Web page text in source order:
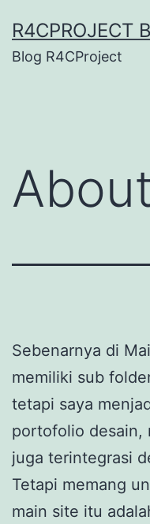
to
content
R4CPROJECT
Blog R4CProject
Sebenarnya di
memiliki sub
tetapi saya
portofolio desain,
juga terintegrasi
Tetapi memang
main site itu